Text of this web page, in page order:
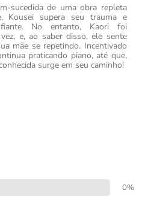
sucedida de uma obra repleta
Kousei supera seu trauma e
No entanto, Kaori foi
e, ao saber disso, ele sente
mãe se repetindo. Incentivado
praticando piano, até que,
surge em seu caminho!
0%